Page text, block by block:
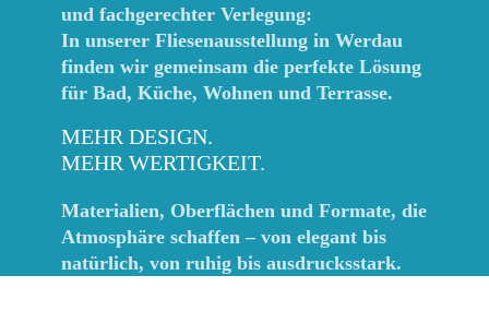
und fachgerechter Verlegung:
In unserer Fliesenausstellung in Werdau
finden wir gemeinsam die perfekte Lösung
für Bad, Küche, Wohnen und Terrasse.
MEHR DESIGN.
MEHR WERTIGKEIT.
Materialien, Oberflächen und Formate, die
Atmosphäre schaffen – von elegant bis
natürlich, von ruhig bis ausdrucksstark.